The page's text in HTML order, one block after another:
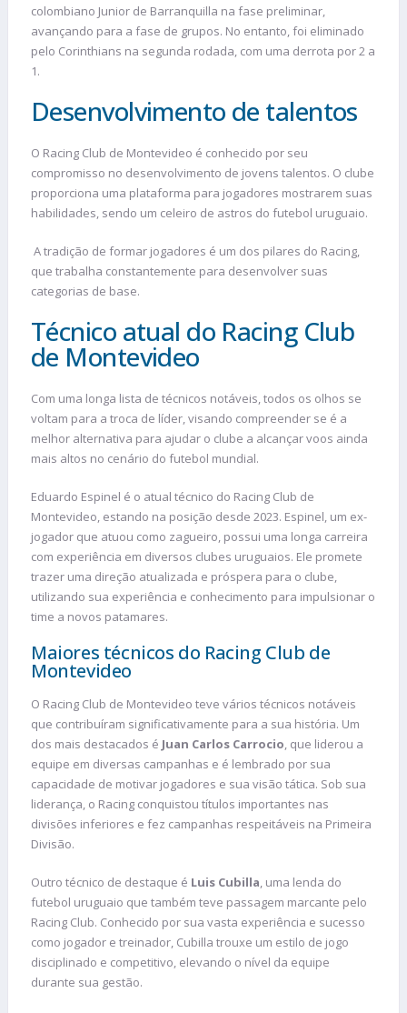
colombiano Junior de Barranquilla na fase preliminar,
avançando para a fase de grupos. No entanto, foi eliminado
pelo Corinthians na segunda rodada, com uma derrota por 2 a
1.
Desenvolvimento de talentos
O Racing Club de Montevideo é conhecido por seu
compromisso no desenvolvimento de jovens talentos. O clube
proporciona uma plataforma para jogadores mostrarem suas
habilidades, sendo um celeiro de astros do futebol uruguaio.
A tradição de formar jogadores é um dos pilares do Racing,
que trabalha constantemente para desenvolver suas
categorias de base.
Técnico atual do Racing Club
de Montevideo
Com uma longa lista de técnicos notáveis, todos os olhos se
voltam para a troca de líder, visando compreender se é a
melhor alternativa para ajudar o clube a alcançar voos ainda
mais altos no cenário do futebol mundial.
Eduardo Espinel é o atual técnico do Racing Club de
Montevideo, estando na posição desde 2023. Espinel, um ex-
jogador que atuou como zagueiro, possui uma longa carreira
com experiência em diversos clubes uruguaios. Ele promete
trazer uma direção atualizada e próspera para o clube,
utilizando sua experiência e conhecimento para impulsionar o
time a novos patamares.
Maiores técnicos do Racing Club de
Montevideo
O Racing Club de Montevideo teve vários técnicos notáveis
que contribuíram significativamente para a sua história. Um
dos mais destacados é Juan Carlos Carrocio, que liderou a
equipe em diversas campanhas e é lembrado por sua
capacidade de motivar jogadores e sua visão tática. Sob sua
liderança, o Racing conquistou títulos importantes nas
divisões inferiores e fez campanhas respeitáveis na Primeira
Divisão.
Outro técnico de destaque é Luis Cubilla, uma lenda do
futebol uruguaio que também teve passagem marcante pelo
Racing Club. Conhecido por sua vasta experiência e sucesso
como jogador e treinador, Cubilla trouxe um estilo de jogo
disciplinado e competitivo, elevando o nível da equipe
durante sua gestão.